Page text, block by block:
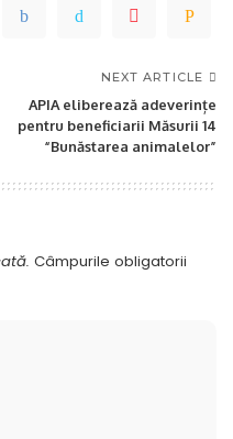
NEXT ARTICLE
APIA eliberează adeverințe
pentru beneficiarii Măsurii 14
“Bunăstarea animalelor”
Câmpurile obligatorii